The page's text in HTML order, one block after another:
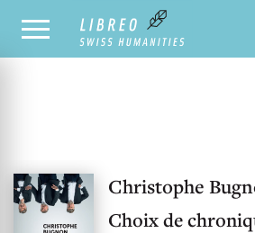
UNSER KATALOG
Christophe
Choix de